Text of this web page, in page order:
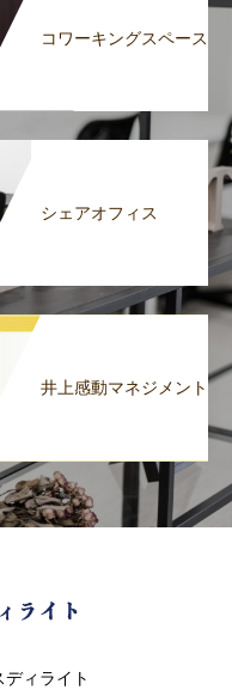
コワーキングスペース
シェアオフィス
井上感動マネジメント
ィライト